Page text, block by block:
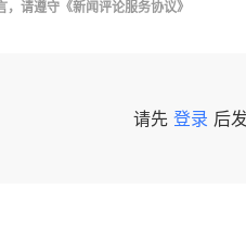
，请遵守 《新闻评论服务协议》
请先 登录 后